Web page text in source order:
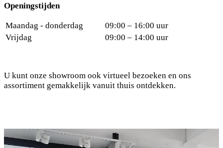
Openingstijden
Maandag - donderdag
09:00 – 16:00 uur
Vrijdag
09:00 – 14:00 uur
U kunt onze showroom ook virtueel bezoeken en ons
assortiment gemakkelijk vanuit thuis ontdekken.